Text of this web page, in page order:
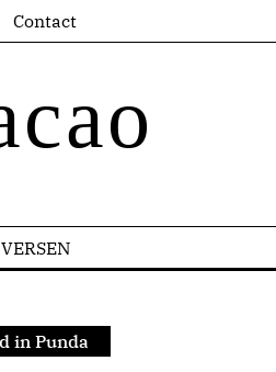
Contact
in Punda